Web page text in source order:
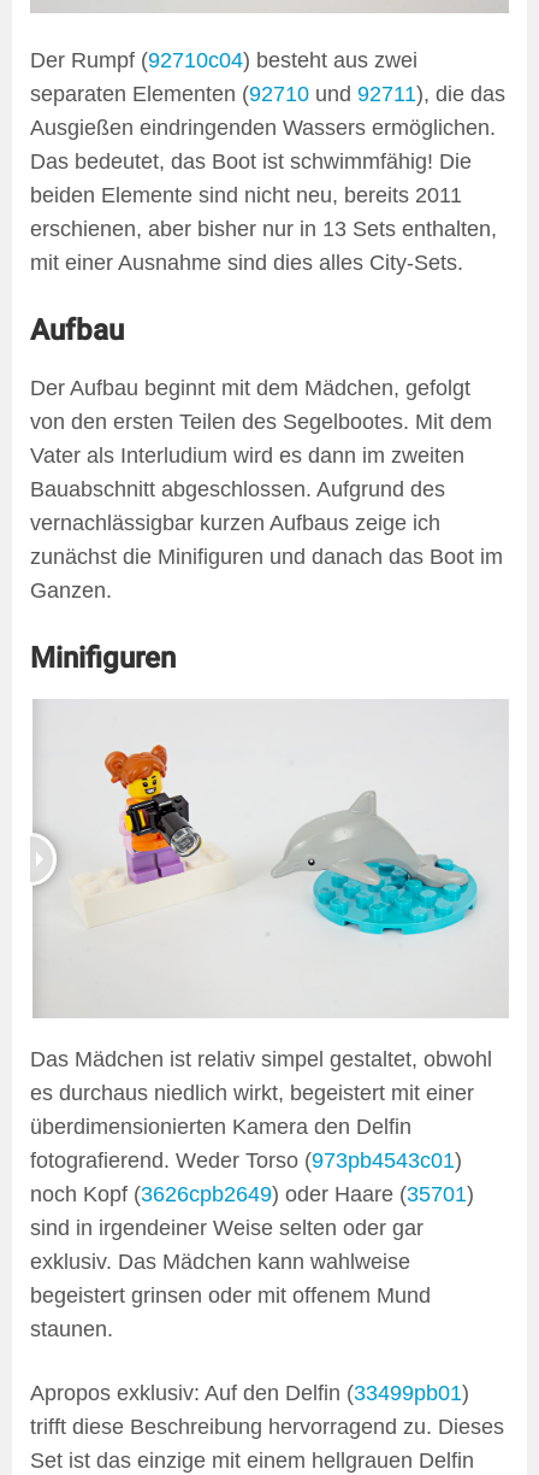
Der Rumpf (92710c04) besteht aus zwei
separaten Elementen (92710 und 92711), die das
Ausgießen eindringenden Wassers ermöglichen.
Das bedeutet, das Boot ist schwimmfähig! Die
beiden Elemente sind nicht neu, bereits 2011
erschienen, aber bisher nur in 13 Sets enthalten,
mit einer Ausnahme sind dies alles City-Sets.
Aufbau
Der Aufbau beginnt mit dem Mädchen, gefolgt
von den ersten Teilen des Segelbootes. Mit dem
Vater als Interludium wird es dann im zweiten
Bauabschnitt abgeschlossen. Aufgrund des
vernachlässigbar kurzen Aufbaus zeige ich
zunächst die Minifiguren und danach das Boot im
Ganzen.
Minifiguren
Das Mädchen ist relativ simpel gestaltet, obwohl
es durchaus niedlich wirkt, begeistert mit einer
überdimensionierten Kamera den Delfin
fotografierend. Weder Torso (973pb4543c01)
noch Kopf (3626cpb2649) oder Haare (35701)
sind in irgendeiner Weise selten oder gar
exklusiv. Das Mädchen kann wahlweise
begeistert grinsen oder mit offenem Mund
staunen.
Apropos exklusiv: Auf den Delfin (33499pb01)
trifft diese Beschreibung hervorragend zu. Dieses
Set ist das einzige mit einem hellgrauen Delfin